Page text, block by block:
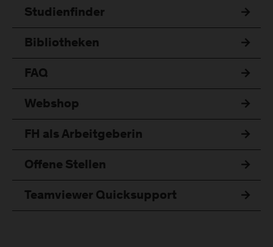
Studienfinder
Bibliotheken
FAQ
Webshop
FH als Arbeitgeberin
Offene Stellen
Teamviewer Quicksupport